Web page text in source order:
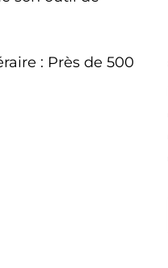
: Près de 500